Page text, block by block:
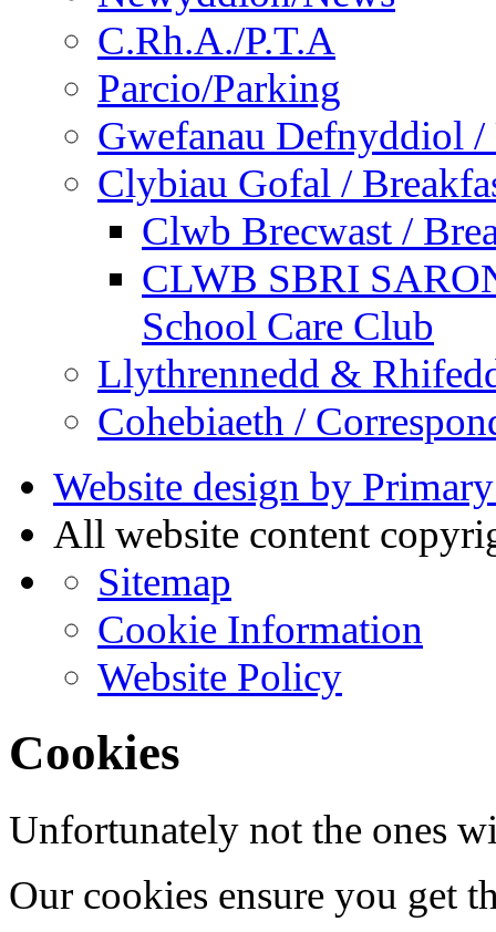
C.Rh.A./P.T.A
Parcio/Parking
Gwefanau Defnyddiol /
Clybiau Gofal /
Clwb Brecwast /
CLWB SBRI
School Care Club
Llythrennedd &
Cohebiaeth /
Website design by
All website content
Sitemap
Cookie Information
Website Policy
Cookies
Unfortunately not the ones
Our cookies ensure you get